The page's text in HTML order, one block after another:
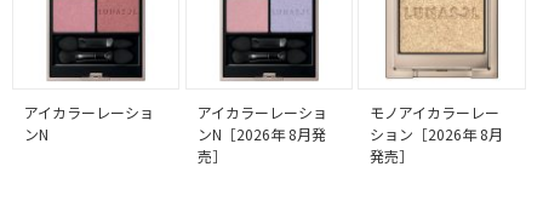
アイカラーレーショ
ンN
アイカラーレーショ
ンN［2026年 8月発
売］
モノアイカラーレー
ション［2026年 8月
発売］